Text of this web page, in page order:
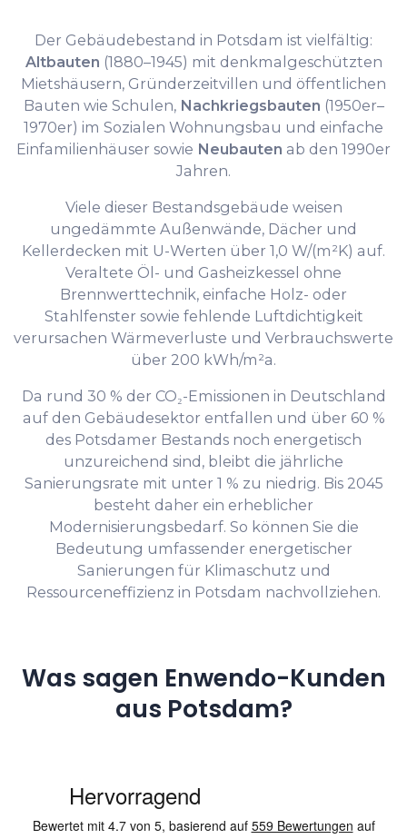
Der Gebäudebestand in Potsdam ist vielfältig:
Altbauten (1880–1945) mit denkmalgeschützten
Mietshäusern, Gründerzeitvillen und öffentlichen
Bauten wie Schulen, Nachkriegsbauten (1950er–
1970er) im Sozialen Wohnungsbau und einfache
Einfamilienhäuser sowie Neubauten ab den 1990er
Jahren.
Viele dieser Bestandsgebäude weisen
ungedämmte Außenwände, Dächer und
Kellerdecken mit U-Werten über 1,0 W/(m²K) auf.
Veraltete Öl- und Gasheizkessel ohne
Brennwerttechnik, einfache Holz- oder
Stahlfenster sowie fehlende Luftdichtigkeit
verursachen Wärmeverluste und Verbrauchswerte
über 200 kWh/m²a.
Da rund 30 % der CO₂-Emissionen in Deutschland
auf den Gebäudesektor entfallen und über 60 %
des Potsdamer Bestands noch energetisch
unzureichend sind, bleibt die jährliche
Sanierungsrate mit unter 1 % zu niedrig. Bis 2045
besteht daher ein erheblicher
Modernisierungsbedarf. So können Sie die
Bedeutung umfassender energetischer
Sanierungen für Klimaschutz und
Ressourceneffizienz in Potsdam nachvollziehen.
Was sagen Enwendo-Kunden
aus Potsdam?